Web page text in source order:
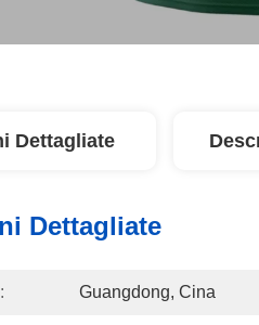
Dettagliate
Dettagliate
Guangdong, Cina